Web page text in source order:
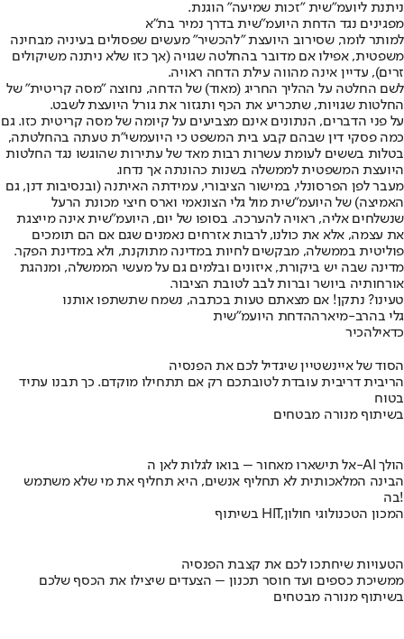
ניתנת ליועמ"שית "זכות שמיעה" הוגנת.
מפגינים נגד הדחת היועמ"שית בדרך נמיר בת"א
למותר לומר, שסירוב היועצת "להכשיר" מעשים שפסולים בעיניה מבחינה
משפטית, אפילו אם מדובר בהחלטה שגויה (אך כזו שלא ניתנה משיקולים
זרים), עדיין אינה מהווה עילת הדחה ראויה.
לשם החלטה על ההליך החריג (מאוד) של הדחה, נחוצה "מסה קריטית" של
החלטות שגויות, שתכריע את הכף ותגזור את גורל היועצת לשבט.
על פני הדברים, הנתונים אינם מצביעים על קיומה של מסה קריטית כזו. גם
כמה פסקי דין שבהם קבע בית המשפט כי היועמשי"ת טעתה בהחלטתה,
בטלות בששים לעומת עשרות רבות מאד של עתירות שהוגשו נגד החלטות
היועצת המשפטית לממשלה בשנות כהונתה אך נדחו.
מעבר לפן הפרסונלי, במישור הציבורי, עמידתה האיתנה (ובנסיבות דנן, גם
האמיצה) של היועמ"שית מול גלי הצונאמי וארס חיצי מכונת הרעל
שנשלחים אליה, ראויה להערכה. בסופו של יום, היועמ"שית אינה מייצגת
את עצמה, אלא את כולנו, לרבות אזרחים נאמנים שגם אם הם תומכים
פוליטית בממשלה, מבקשים לחיות במדינה מתוקנת, ולא במדינת הפקר.
מדינה שבה יש ביקורת, איזונים ובלמים גם על מעשי הממשלה, ומנהגת
אורחותיה ביושר וברות לבב לטובת הציבור.
טעינו? נתקן! אם מצאתם טעות בכתבה, נשמח שתשתפו אותנו
גלי בהרב-מיארההדחת היועמ"שית
כדאילהכיר
הסוד של איינשטיין שיגדיל לכם את הפנסיה
הריבית דריבית עובדת לטובתכם רק אם תתחילו מוקדם. כך תבנו עתיד
בטוח
בשיתוף מנורה מבטחים
אל תישארו מאחור – בואו לגלות לאן ה-AI הולך
הבינה המלאכותית לא תחליף אנשים, היא תחליף את מי שלא משתמש
בה!
בשיתוף HIT,המכון הטכנולוגי חולון
הטעויות שיחתכו לכם את קצבת הפנסיה
ממשיכת כספים ועד חוסר תכנון – הצעדים שיצילו את הכסף שלכם
בשיתוף מנורה מבטחים